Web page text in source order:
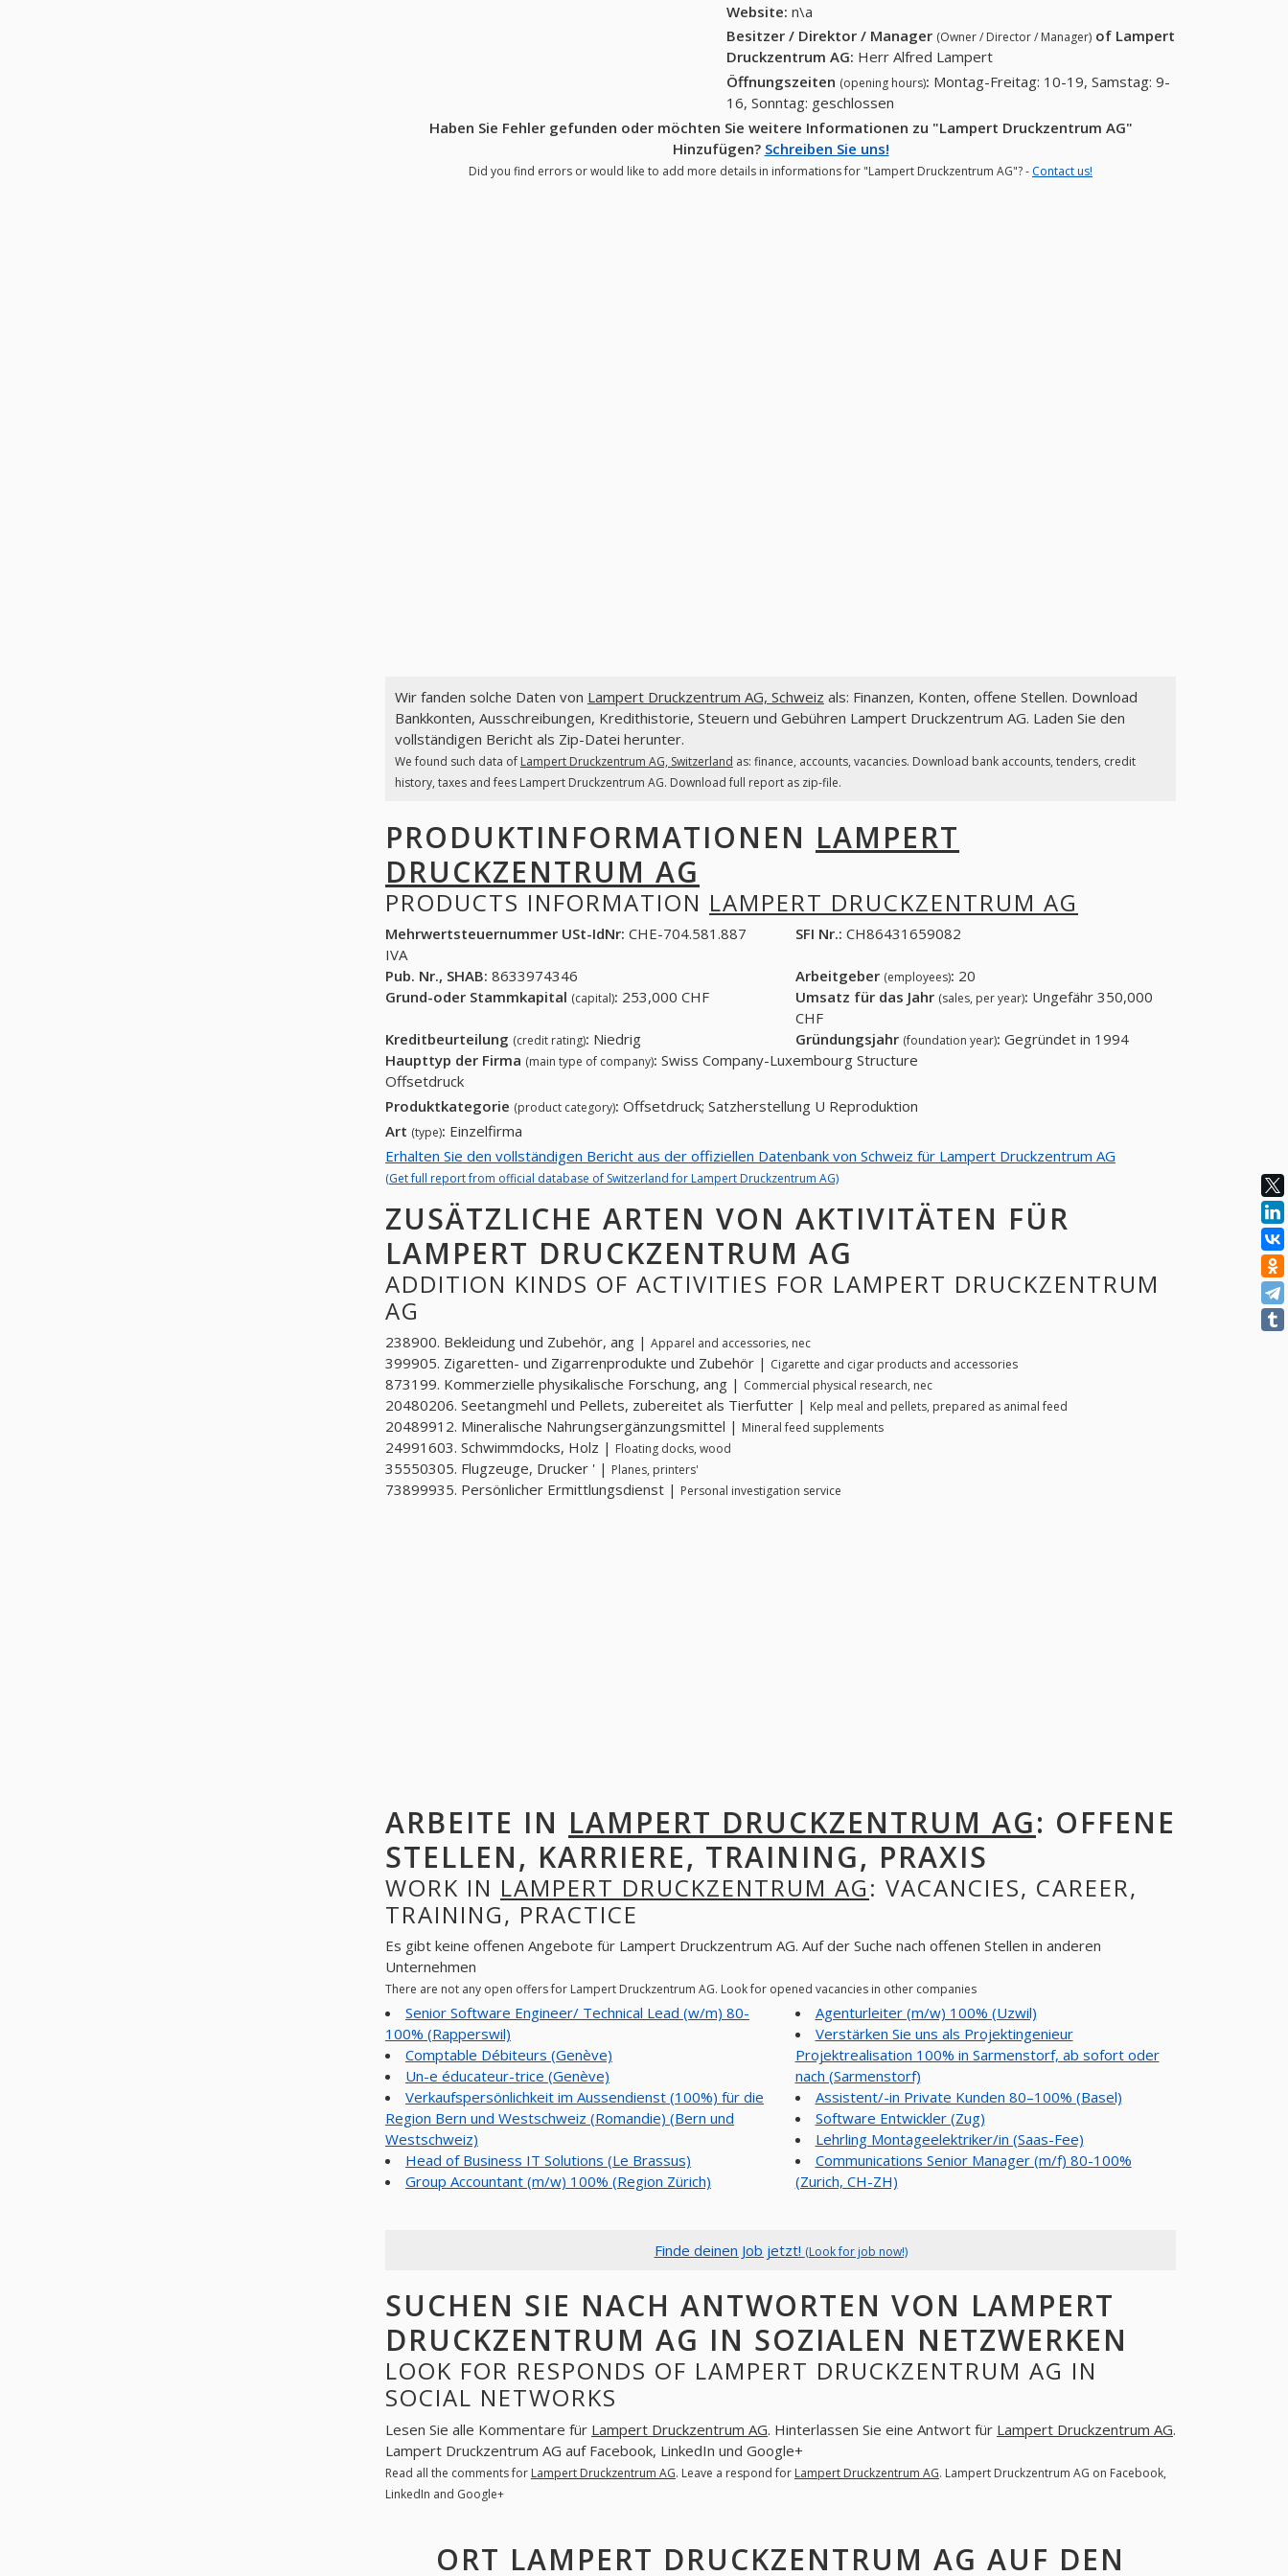
Website: n\a
Besitzer / Direktor / Manager (Owner / Director / Manager) of Lampert
Druckzentrum AG: Herr Alfred Lampert
Öffnungszeiten (opening hours): Montag-Freitag: 10-19, Samstag: 9-
16, Sonntag: geschlossen
Haben Sie Fehler gefunden oder möchten Sie weitere Informationen zu "Lampert Druckzentrum AG"
Hinzufügen? Schreiben Sie uns!
Did you find errors or would like to add more details in informations for "Lampert Druckzentrum AG"? - Contact us!
Wir fanden solche Daten von Lampert Druckzentrum AG, Schweiz als: Finanzen, Konten, offene Stellen. Download
Bankkonten, Ausschreibungen, Kredithistorie, Steuern und Gebühren Lampert Druckzentrum AG. Laden Sie den
vollständigen Bericht als Zip-Datei herunter.
We found such data of Lampert Druckzentrum AG, Switzerland as: finance, accounts, vacancies. Download bank accounts, tenders, credit
history, taxes and fees Lampert Druckzentrum AG. Download full report as zip-file.
PRODUKTINFORMATIONEN LAMPERT
DRUCKZENTRUM AG
PRODUCTS INFORMATION LAMPERT DRUCKZENTRUM AG
Mehrwertsteuernummer USt-IdNr: CHE-704.581.887
IVA
SFI Nr.: CH86431659082
Pub. Nr., SHAB: 8633974346 Arbeitgeber (employees): 20
Grund-oder Stammkapital (capital): 253,000 CHF Umsatz für das Jahr (sales, per year): Ungefähr 350,000
CHF
Kreditbeurteilung (credit rating): Niedrig Gründungsjahr (foundation year): Gegründet in 1994
Haupttyp der Firma (main type of company): Swiss Company-Luxembourg Structure
Offsetdruck
Produktkategorie (product category): Offsetdruck; Satzherstellung U Reproduktion
Art (type): Einzelfirma
Erhalten Sie den vollständigen Bericht aus der offiziellen Datenbank von Schweiz für Lampert Druckzentrum AG
(Get full report from official database of Switzerland for Lampert Druckzentrum AG)
ZUSÄTZLICHE ARTEN VON AKTIVITÄTEN FÜR
LAMPERT DRUCKZENTRUM AG
ADDITION KINDS OF ACTIVITIES FOR LAMPERT DRUCKZENTRUM
AG
238900. Bekleidung und Zubehör, ang | Apparel and accessories, nec
399905. Zigaretten- und Zigarrenprodukte und Zubehör | Cigarette and cigar products and accessories
873199. Kommerzielle physikalische Forschung, ang | Commercial physical research, nec
20480206. Seetangmehl und Pellets, zubereitet als Tierfutter | Kelp meal and pellets, prepared as animal feed
20489912. Mineralische Nahrungsergänzungsmittel | Mineral feed supplements
24991603. Schwimmdocks, Holz | Floating docks, wood
35550305. Flugzeuge, Drucker ' | Planes, printers'
73899935. Persönlicher Ermittlungsdienst | Personal investigation service
ARBEITE IN LAMPERT DRUCKZENTRUM AG: OFFENE
STELLEN, KARRIERE, TRAINING, PRAXIS
WORK IN LAMPERT DRUCKZENTRUM AG: VACANCIES, CAREER,
TRAINING, PRACTICE
Es gibt keine offenen Angebote für Lampert Druckzentrum AG. Auf der Suche nach offenen Stellen in anderen
Unternehmen
There are not any open offers for Lampert Druckzentrum AG. Look for opened vacancies in other companies
Senior Software Engineer/ Technical Lead (w/m) 80-
100% (Rapperswil)
Comptable Débiteurs (Genève)
Un-e éducateur-trice (Genève)
Verkaufspersönlichkeit im Aussendienst (100%) für die
Region Bern und Westschweiz (Romandie) (Bern und
Westschweiz)
Head of Business IT Solutions (Le Brassus)
Group Accountant (m/w) 100% (Region Zürich)
Agenturleiter (m/w) 100% (Uzwil)
Verstärken Sie uns als Projektingenieur
Projektrealisation 100% in Sarmenstorf, ab sofort oder
nach (Sarmenstorf)
Assistent/-in Private Kunden 80–100% (Basel)
Software Entwickler (Zug)
Lehrling Montageelektriker/in (Saas-Fee)
Communications Senior Manager (m/f) 80-100%
(Zurich, CH-ZH)
Finde deinen Job jetzt! (Look for job now!)
SUCHEN SIE NACH ANTWORTEN VON LAMPERT
DRUCKZENTRUM AG IN SOZIALEN NETZWERKEN
LOOK FOR RESPONDS OF LAMPERT DRUCKZENTRUM AG IN
SOCIAL NETWORKS
Lesen Sie alle Kommentare für Lampert Druckzentrum AG. Hinterlassen Sie eine Antwort für Lampert Druckzentrum AG.
Lampert Druckzentrum AG auf Facebook, LinkedIn und Google+
Read all the comments for Lampert Druckzentrum AG. Leave a respond for Lampert Druckzentrum AG. Lampert Druckzentrum AG on Facebook,
LinkedIn and Google+
ORT LAMPERT DRUCKZENTRUM AG AUF DEN